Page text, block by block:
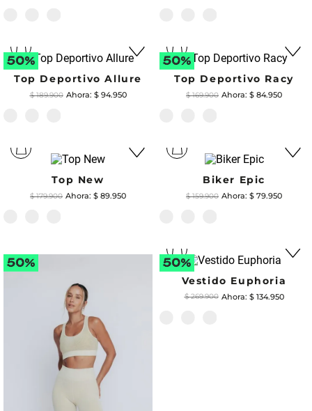
Top Deportivo Allure
$ 189.900 $ 94.950
Top Deportivo Racy
$ 169.900 $ 84.950
Top New
$ 179.900 $ 89.950
Biker Epic
$ 159.900 $ 79.950
Vestido Euphoria
$ 269.900 $ 134.950